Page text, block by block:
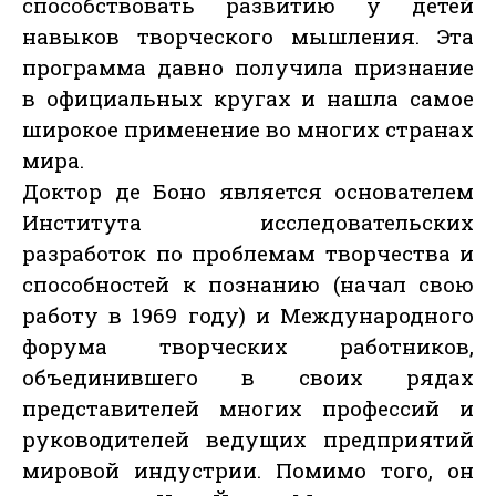
навыков творческого мышления. Эта
программа давно получила признание
в официальных кругах и нашла самое
широкое применение во многих странах
мира.
Доктор де Боно является основателем
Института исследовательских
разработок по проблемам творчества и
способностей к познанию (начал свою
работу в 1969 году) и Международного
форума творческих работников,
объединившего в своих рядах
представителей многих профессий и
руководителей ведущих предприятий
мировой индустрии. Помимо того, он